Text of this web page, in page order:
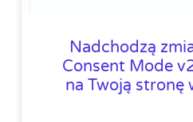
Nadchodzą
Consent Mode
na Twoją stronę